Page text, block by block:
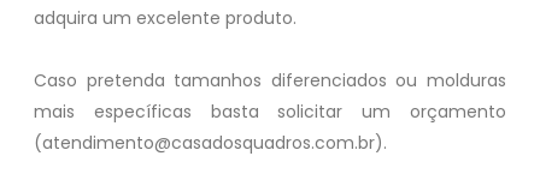
adquira um excelente produto.
Caso pretenda tamanhos diferenciados ou molduras
mais específicas basta solicitar um orçamento
(atendimento@casadosquadros.com.br).